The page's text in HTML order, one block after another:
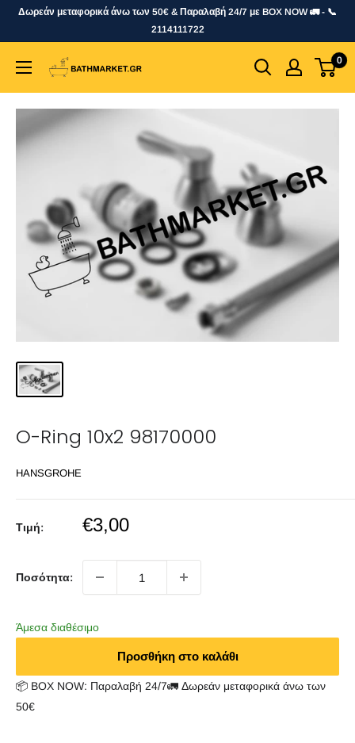
SkipΔωρεάν μεταφορικά άνω των 50€ & Παραλαβή 24/7 με BOX NOW 🚛 - 📞
2114111722
bathmarket.gr 0
O-Ring 10x2 98170000
HANSGROHE
Τιμή:
Sale
€3,00
Ποσότητα:
Άμεσα διαθέσιμο
Προσθήκη στο καλάθι
📦 BOX NOW: Παραλαβή 24/7🚛 Δωρεάν μεταφορικά άνω των
50€